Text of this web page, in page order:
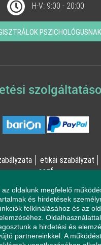
H-V: 9:00 - 20:00
PSZICHOLÓGUSNAK
etikai szabályzat
aszf
Kft. 2023 - Minden
Csomád, Levente utca 14/A
oldalunk megfelelő
és hirdetések
felkínálásához és az
a hirdetési és
partnereinkkel. A